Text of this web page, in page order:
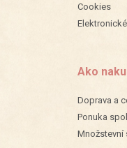
Cookies
Ako
Doprava a
Ponuka
Množstevní